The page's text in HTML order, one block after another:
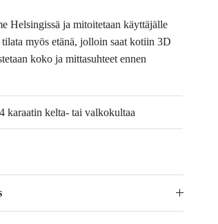
Helsingissä ja mitoitetaan käyttäjälle
myös etänä, jolloin saat kotiin 3D
koko ja mittasuhteet ennen
karaatin kelta- tai valkokultaa